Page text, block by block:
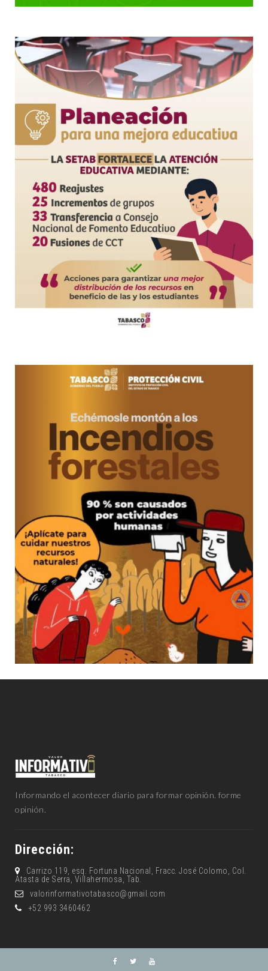
Informando el acontecer diario para formar opinión. forme
opinión.
Dirección:
Carrizo 119, esq. Fortuna Nacional, Fracc. José Colomo, Col.
Atasta de Serra, Villahermosa, Tab.
valorinformativotabasco@gmail.com
+52 993 3460462